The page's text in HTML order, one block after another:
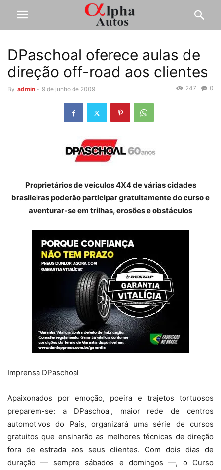
DPaschoal oferece aulas de
direção off-road aos clientes
By admin - 9 de junho de 2009 0
247
Proprietários de veículos 4X4 de várias cidades
brasileiras poderão participar gratuitamente do curso e
aventurar-se em trilhas, erosões e obstáculos
Imprensa DPaschoal
Apaixonados por emoção, poeira e trajetos tortuosos
preparem-se: a DPaschoal, maior rede de centros
automotivos do País, organizará uma série de cursos
gratuitos que ensinarão as melhores técnicas de direção
fora de estrada aos seus clientes. Com dois dias de
duração — sempre sábados e domingos —, o Curso